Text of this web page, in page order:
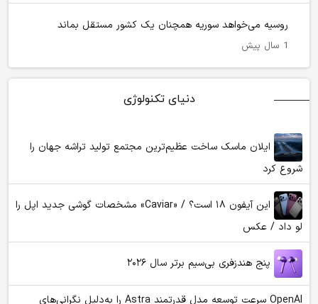
روسیه می‌خواهد سوریه همچنان یک کشور مستقل بماند
1 سال پیش
دنیای تکنولوژی
ایلان ماسک ساخت عظیم‌ترین مجتمع تولید تراشه جهان را
شروع کرد
این آیفون ۱۸ است؟ / «Caviar» مشخصات گوشی جدید اپل را
لو داد / عکس
پنج هندزفری بی‌سیم برتر سال ۲۰۲۶
OpenAI سرعت توسعه مدل قدرتمند Astra را به‌دلیل نگرانی‌های